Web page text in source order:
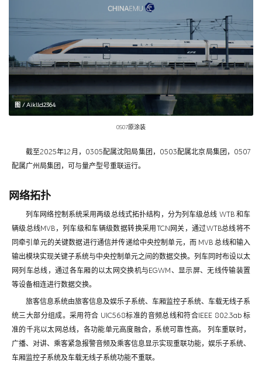
图 / Aiklld2364
0507原涂装
截至2025年12月，0305配属沈阳局集团，0503配属北京局集团，0507
配属广州局集团，可与量产型号重联运行。
网络拓扑
列车网络控制系统采用两级总线式拓扑结构，分为列车级总线 WTB 和车
辆级总线MVB，列车级和车辆级数据转换采用TCN网关，通过WTB总线将不
同牵引单元的关键数据进行通信并传递给中央控制单元，而 MVB 总线和输入
输出模块实现关键子系统与中央控制单元之间的数据交换。列车同时布设以太
网列车总线，通过各车厢的以太网交换机与EGWM、显示屏、无线传输装置
等设备相连进行数据交换。
旅客信息系统由旅客信息及娱乐子系统、车厢监控子系统、车载无线子系
统三大部分组成。采用符合 UIC568标准的音频总线和符合IEEE 802.3ab 标
准的千兆以太网总线，各功能单元高度融合，系统可靠性高。 列车重联时，
广播、对讲、乘客紧急报警音频及乘客信息显示实现重联功能，娱乐子系统、
车厢监控子系统及车载无线子系统功能不重联。